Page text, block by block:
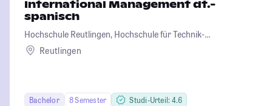
International Management dt.-
spanisch
Hochschule Reutlingen, Hochschule für Technik-
Wirtschaft-Informatik-Design
Reutlingen
Bachelor 8 Semester Studi-Urteil: 4.6